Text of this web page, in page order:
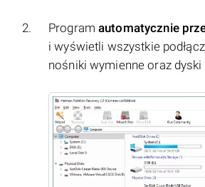
Programautomatycznie
i wyświetli wszystkie
nośniki wymienne oraz